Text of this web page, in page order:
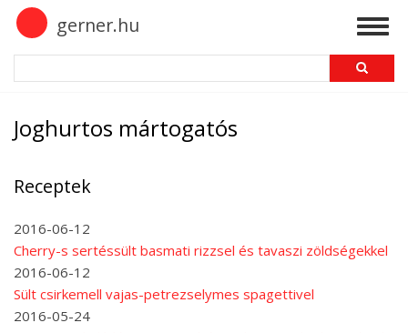
Skip
main
content
gerner.hu
Joghurtos mártogatós
Receptek
2016-06-12
Cherry-s sertéssült basmati rizzsel és tavaszi zöldségekkel
2016-06-12
Sült csirkemell vajas-petrezselymes spagettivel
2016-05-24